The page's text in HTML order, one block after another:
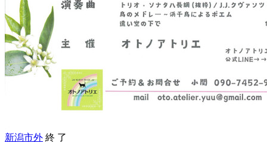
新潟市外 終 了